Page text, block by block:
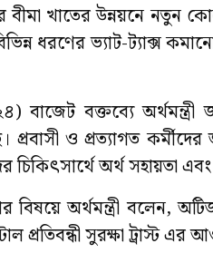
বীমা খাতের উন্নয়নে নতুন
ধরণের ভ্যাট-ট্যাক্স
বক্তব্যে অর্থমন্ত্রী
প্রবাসী ও প্রত্যাগত
চিকিৎসার্থে অর্থ
বিষয়ে অর্থমন্ত্রী বলেন,
প্রতিবন্ধী সুরক্ষা ট্রাস্ট এর